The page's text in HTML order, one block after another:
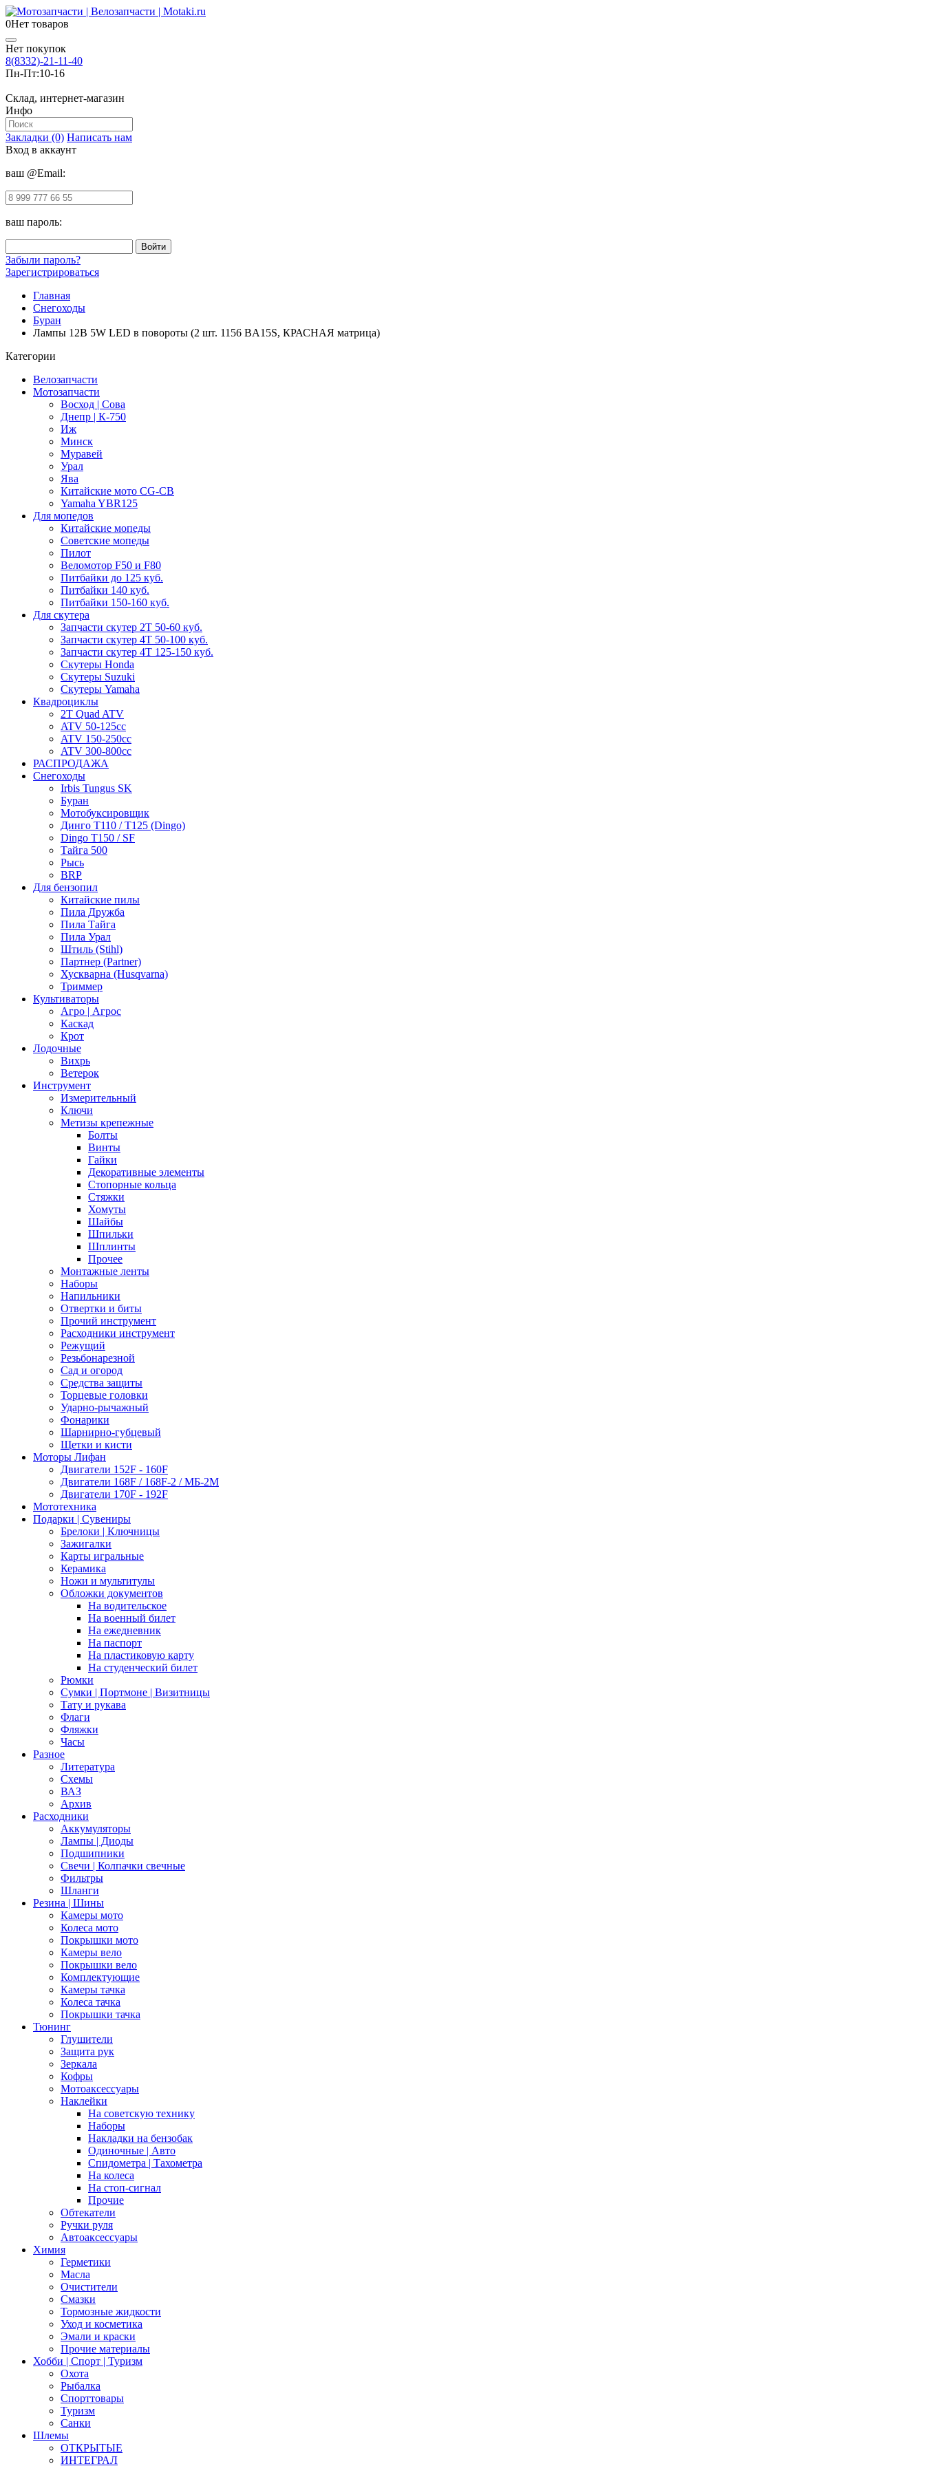
0Нет товаров
Нет покупок
8(8332)-21-11-40
Пн-Пт:10-16
Склад, интернет-магазин
Инфо
Закладки (0) Написать нам
Вход в аккаунт
ваш @Email:
ваш пароль:
Забыли пароль?
Зарегистрироваться
Главная
Снегоходы
Буран
Лампы 12В 5W LED в повороты (2 шт. 1156 BA15S, КРАСНАЯ матрица)
Категории
Велозапчасти
Мотозапчасти
Восход | Сова
Днепр | К-750
Иж
Минск
Муравей
Урал
Ява
Китайские мото CG-CB
Yamaha YBR125
Для мопедов
Китайские мопеды
Советские мопеды
Пилот
Веломотор F50 и F80
Питбайки до 125 куб.
Питбайки 140 куб.
Питбайки 150-160 куб.
Для скутера
Запчасти скутер 2Т 50-60 куб.
Запчасти скутер 4Т 50-100 куб.
Запчасти скутер 4Т 125-150 куб.
Скутеры Honda
Скутеры Suzuki
Скутеры Yamaha
Квадроциклы
2T Quad ATV
ATV 50-125cc
ATV 150-250cc
ATV 300-800cc
РАСПРОДАЖА
Снегоходы
Irbis Tungus SK
Буран
Мотобуксировщик
Динго T110 / T125 (Dingo)
Dingo T150 / SF
Тайга 500
Рысь
BRP
Для бензопил
Китайские пилы
Пила Дружба
Пила Тайга
Пила Урал
Штиль (Stihl)
Партнер (Partner)
Хускварна (Husqvarna)
Триммер
Культиваторы
Агро | Агрос
Каскад
Крот
Лодочные
Вихрь
Ветерок
Инструмент
Измерительный
Ключи
Метизы крепежные
Болты
Винты
Гайки
Декоративные элементы
Стопорные кольца
Стяжки
Хомуты
Шайбы
Шпильки
Шплинты
Прочее
Монтажные ленты
Наборы
Напильники
Отвертки и биты
Прочий инструмент
Расходники инструмент
Режущий
Резьбонарезной
Сад и огород
Средства защиты
Торцевые головки
Ударно-рычажный
Фонарики
Шарнирно-губцевый
Щетки и кисти
Моторы Лифан
Двигатели 152F - 160F
Двигатели 168F / 168F-2 / МБ-2М
Двигатели 170F - 192F
Мототехника
Подарки | Сувениры
Брелоки | Ключницы
Зажигалки
Карты игральные
Керамика
Ножи и мультитулы
Обложки документов
На водительское
На военный билет
На ежедневник
На паспорт
На пластиковую карту
На студенческий билет
Рюмки
Сумки | Портмоне | Визитницы
Тату и рукава
Флаги
Фляжки
Часы
Разное
Литература
Схемы
ВАЗ
Архив
Расходники
Аккумуляторы
Лампы | Диоды
Подшипники
Свечи | Колпачки свечные
Фильтры
Шланги
Резина | Шины
Камеры мото
Колеса мото
Покрышки мото
Камеры вело
Покрышки вело
Комплектующие
Камеры тачка
Колеса тачка
Покрышки тачка
Тюнинг
Глушители
Защита рук
Зеркала
Кофры
Мотоаксессуары
Наклейки
На советскую технику
Наборы
Накладки на бензобак
Одиночные | Авто
Спидометра | Тахометра
На колеса
На стоп-сигнал
Прочие
Обтекатели
Ручки руля
Автоаксессуары
Химия
Герметики
Масла
Очистители
Смазки
Тормозные жидкости
Уход и косметика
Эмали и краски
Прочие материалы
Хобби | Cпорт | Туризм
Охота
Рыбалка
Спорттовары
Туризм
Санки
Шлемы
ОТКРЫТЫЕ
ИНТЕГРАЛ